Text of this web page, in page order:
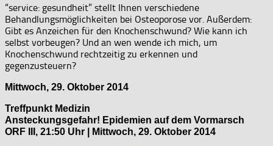
“service: gesundheit” stellt Ihnen verschiedene
Behandlungsmöglichkeiten bei Osteoporose vor. Außerdem:
Gibt es Anzeichen für den Knochenschwund? Wie kann ich
selbst vorbeugen? Und an wen wende ich mich, um
Knochenschwund rechtzeitig zu erkennen und
gegenzusteuern?
Mittwoch, 29. Oktober 2014
Treffpunkt Medizin
Ansteckungsgefahr! Epidemien auf dem Vormarsch
ORF III, 21:50 Uhr | Mittwoch, 29. Oktober 2014